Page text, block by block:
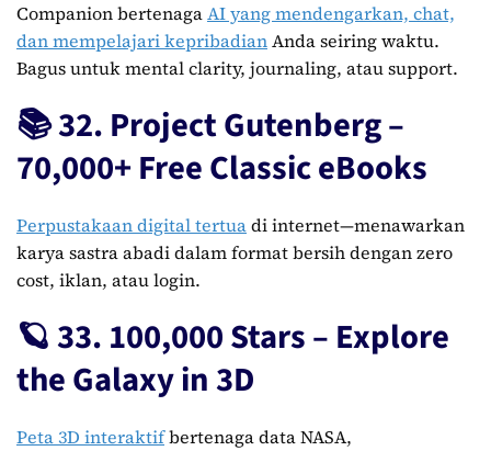
Companion bertenagaAI yang mendengarkan, chat,
dan mempelajari kepribadianAnda seiring waktu.
Bagus untuk mental clarity, journaling, atau support.
📚 32. Project Gutenberg –
70,000+ Free Classic eBooks
Perpustakaan digital tertuadi internet—menawarkan
karya sastra abadi dalam format bersih dengan zero
cost, iklan, atau login.
🪐 33. 100,000 Stars – Explore
the Galaxy in 3D
Peta 3D interaktifbertenaga data NASA,